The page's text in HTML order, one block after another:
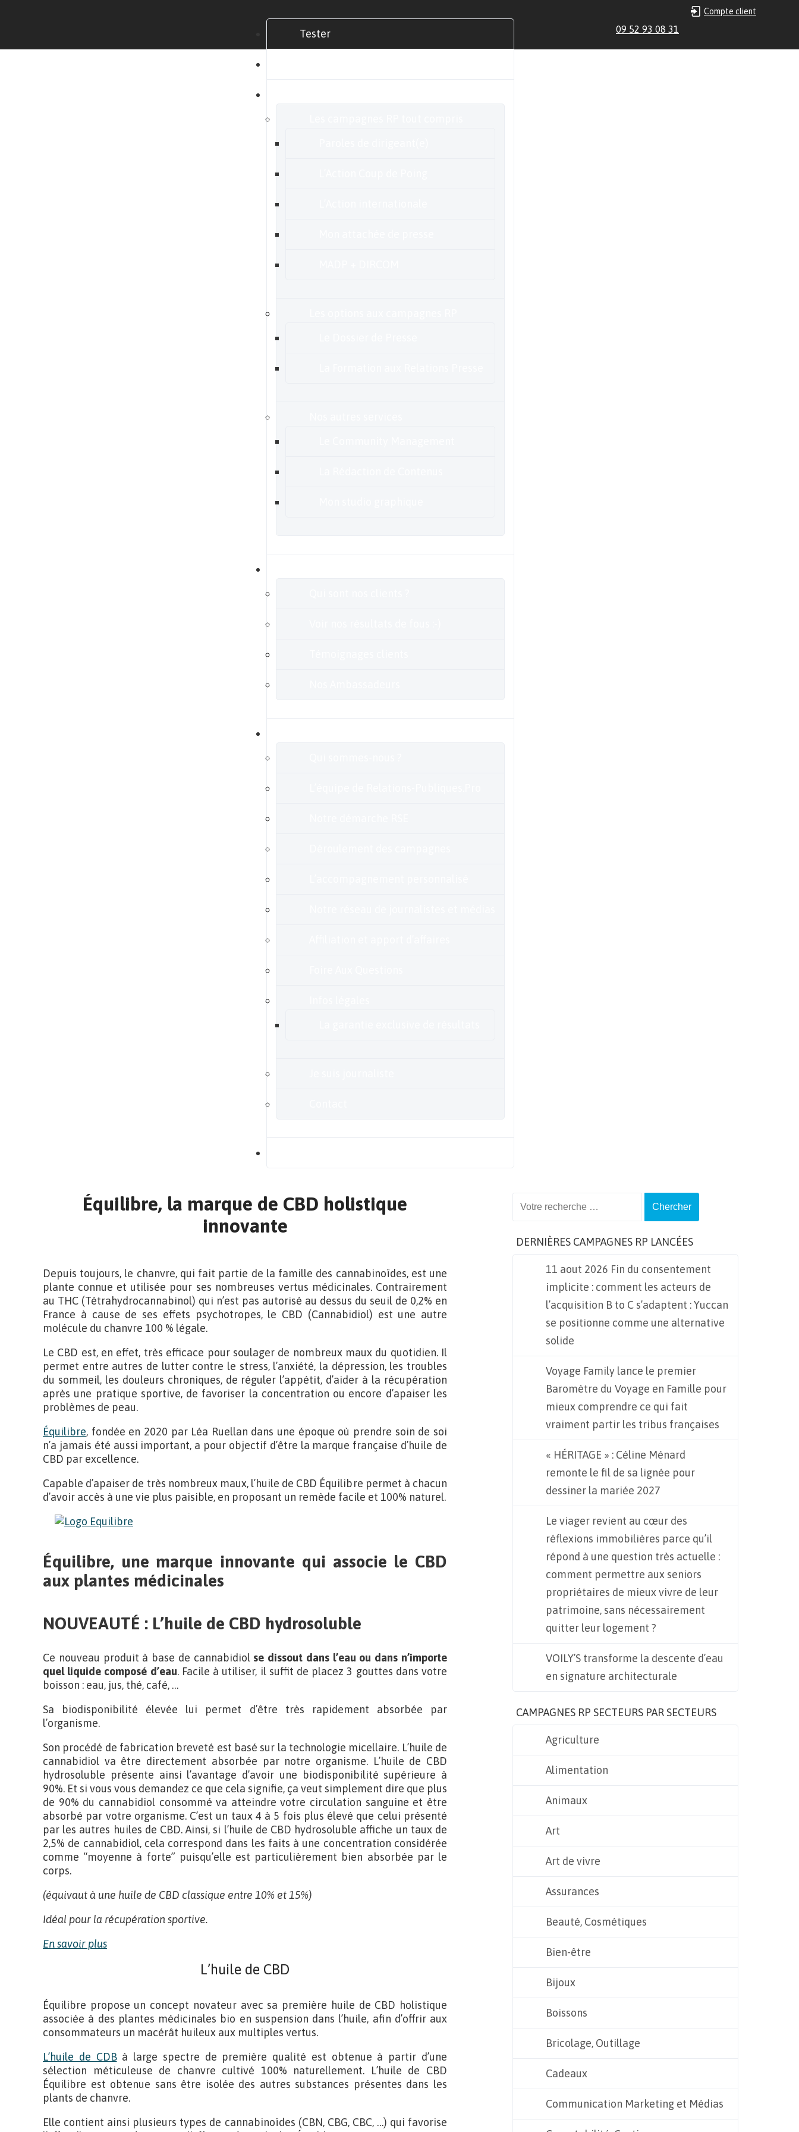
Tester
Compte client
09 52 93 08 31
Équilibre, la marque de CBD holistique
innovante
Depuis toujours, le chanvre, qui fait partie de la famille des cannabinoïdes, est une
plante connue et utilisée pour ses nombreuses vertus médicinales. Contrairement
au THC (Tétrahydrocannabinol) qui n’est pas autorisé au dessus du seuil de 0,2% en
France à cause de ses effets psychotropes, le CBD (Cannabidiol) est une autre
molécule du chanvre 100 % légale.
Le CBD est, en effet, très efficace pour soulager de nombreux maux du quotidien. Il
permet entre autres de lutter contre le stress, l’anxiété, la dépression, les troubles
du sommeil, les douleurs chroniques, de réguler l’appétit, d’aider à la récupération
après une pratique sportive, de favoriser la concentration ou encore d’apaiser les
problèmes de peau.
Équilibre, fondée en 2020 par Léa Ruellan dans une époque où prendre soin de soi
n’a jamais été aussi important, a pour objectif d’être la marque française d’huile de
CBD par excellence.
Capable d’apaiser de très nombreux maux, l’huile de CBD Équilibre permet à chacun
d’avoir accès à une vie plus paisible, en proposant un remède facile et 100% naturel.
Équilibre, une marque innovante qui associe le CBD
aux plantes médicinales
NOUVEAUTÉ : L’huile de CBD hydrosoluble
Ce nouveau produit à base de cannabidiol se dissout dans l’eau ou dans n’importe
quel liquide composé d’eau. Facile à utiliser, il suffit de placez 3 gouttes dans votre
boisson : eau, jus, thé, café, …
Sa biodisponibilité élevée lui permet d’être très rapidement absorbée par
l’organisme.
Son procédé de fabrication breveté est basé sur la technologie micellaire. L’huile de
cannabidiol va être directement absorbée par notre organisme. L’huile de CBD
hydrosoluble présente ainsi l’avantage d’avoir une biodisponibilité supérieure à
90%. Et si vous vous demandez ce que cela signifie, ça veut simplement dire que plus
de 90% du cannabidiol consommé va atteindre votre circulation sanguine et être
absorbé par votre organisme. C’est un taux 4 à 5 fois plus élevé que celui présenté
par les autres huiles de CBD. Ainsi, si l’huile de CBD hydrosoluble affiche un taux de
2,5% de cannabidiol, cela correspond dans les faits à une concentration considérée
comme “moyenne à forte” puisqu’elle est particulièrement bien absorbée par le
corps.
(équivaut à une huile de CBD classique entre 10% et 15%)
Idéal pour la récupération sportive.
En savoir plus
L’huile de CBD
Équilibre propose un concept novateur avec sa première huile de CBD holistique
associée à des plantes médicinales bio en suspension dans l’huile, afin d’offrir aux
consommateurs un macérât huileux aux multiples vertus.
L’huile de CDBà large spectre de première qualité est obtenue à partir d’une
sélection méticuleuse de chanvre cultivé 100% naturellement. L’huile de CBD
Équilibre est obtenue sans être isolée des autres substances présentes dans les
plants de chanvre.
Elle contient ainsi plusieurs types de cannabinoïdes (CBN, CBG, CBC, …) qui favorise
DERNIÈRES CAMPAGNES RP LANCÉES
11 aout 2026 Fin du consentement
implicite : comment les acteurs de
l’acquisition B to C s’adaptent : Yuccan
se positionne comme une alternative
solide
Voyage Family lance le premier
Baromètre du Voyage en Famille pour
mieux comprendre ce qui fait
vraiment partir les tribus françaises
« HÉRITAGE » : Céline Ménard
remonte le fil de sa lignée pour
dessiner la mariée 2027
Le viager revient au cœur des
réflexions immobilières parce qu’il
répond à une question très actuelle :
comment permettre aux seniors
propriétaires de mieux vivre de leur
patrimoine, sans nécessairement
quitter leur logement ?
VOILY’S transforme la descente d’eau
en signature architecturale
CAMPAGNES RP SECTEURS PAR SECTEURS
Agriculture
Alimentation
Animaux
Art
Art de vivre
Assurances
Beauté, Cosmétiques
Bien-être
Bijoux
Boissons
Bricolage, Outillage
Cadeaux
Communication Marketing et Médias